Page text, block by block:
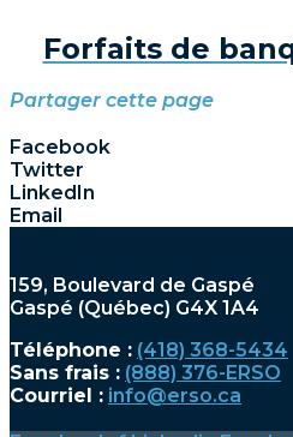
Forfaits de
Partager cette page
Facebook
Twitter
LinkedIn
Email
159, Boulevard de Gaspé
Gaspé (Québec) G4X 1A4
Téléphone : (418) 368-5434
Sans frais : (888) 376-ERSO
Courriel : info@erso.ca